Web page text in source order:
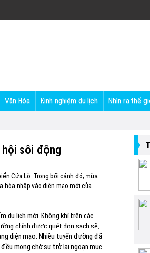
Văn Hóa Kinh nghiệm du lịch Nhìn ra thế
sôi động
Cửa Lò. Trong bối cảnh đó, mùa
hòa nhập vào diện mạo mới của
du lịch mới. Không khí trên các
chính được quét dọn sạch sẽ,
diện mạo. Nhiều tuyến đường đã
mong chờ sự trở lại ngoạn mục